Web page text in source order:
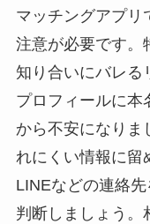
マッチングアプリ
注意が必要です。
知り合いにバレる
プロフィールに本
から不安になりま
れにくい情報に留
LINEなどの連絡
判断しましょう。